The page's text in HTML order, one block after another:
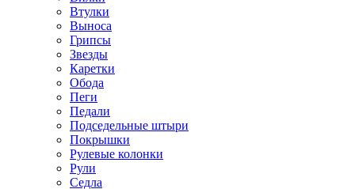
Втулки
Выноса
Грипсы
Звезды
Каретки
Обода
Пеги
Педали
Подседельные штыри
Покрышки
Рулевые колонки
Рули
Седла